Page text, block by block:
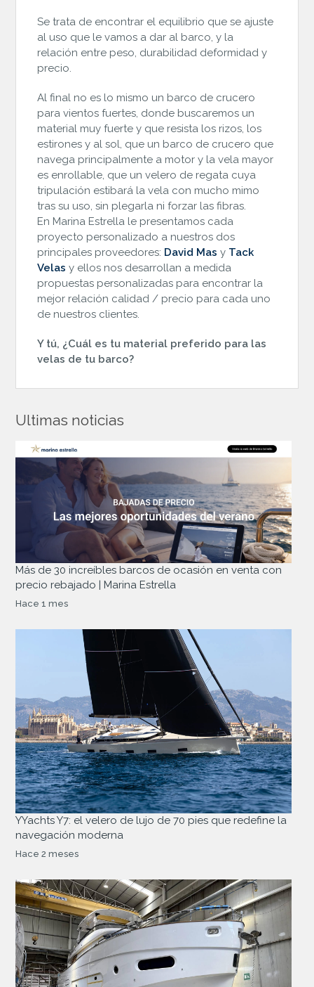
Se trata de encontrar el equilibrio que se ajuste
al uso que le vamos a dar al barco, y la
relación entre peso, durabilidad deformidad y
precio.
Al final no es lo mismo un barco de crucero
para vientos fuertes, donde buscaremos un
material muy fuerte y que resista los rizos, los
estirones y al sol, que un barco de crucero que
navega principalmente a motor y la vela mayor
es enrollable, que un velero de regata cuya
tripulación estibará la vela con mucho mimo
tras su uso, sin plegarla ni forzar las fibras.
En Marina Estrella le presentamos cada
proyecto personalizado a nuestros dos
principales proveedores: David Mas y Tack
Velas y ellos nos desarrollan a medida
propuestas personalizadas para encontrar la
mejor relación calidad / precio para cada uno
de nuestros clientes.
Y tú, ¿Cuál es tu material preferido para las
velas de tu barco?
Ultimas noticias
Más de 30 increíbles barcos de ocasión en venta con
precio rebajado | Marina Estrella
Hace 1 mes
YYachts Y7: el velero de lujo de 70 pies que redefine la
navegación moderna
Hace 2 meses